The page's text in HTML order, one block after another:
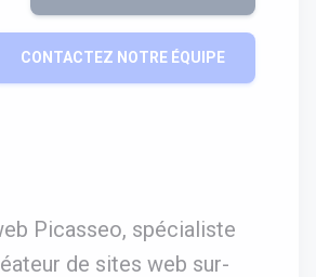
CONTACTEZ NOTRE ÉQUIPE
Picasseo, spécialiste
de sites web sur-